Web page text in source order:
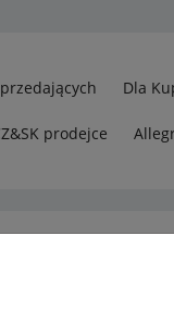
Dla
prodejce